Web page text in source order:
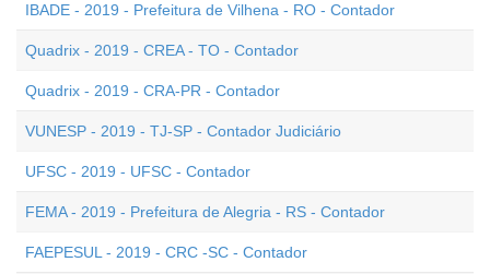
IBADE - 2019 - Prefeitura de Vilhena - RO - Contador
Quadrix - 2019 - CREA - TO - Contador
Quadrix - 2019 - CRA-PR - Contador
VUNESP - 2019 - TJ-SP - Contador Judiciário
UFSC - 2019 - UFSC - Contador
FEMA - 2019 - Prefeitura de Alegria - RS - Contador
FAEPESUL - 2019 - CRC -SC - Contador